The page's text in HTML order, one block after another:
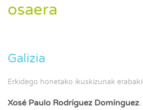
osaera
Galizia
Erkidego honetako ikuskizunak
Xosé Paulo Rodríguez Domínguez